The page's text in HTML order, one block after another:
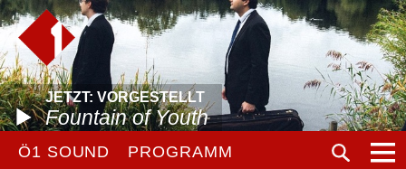
JETZT: VORGESTELLT
Fountain of Youth
Ö1 SOUND PROGRAMM